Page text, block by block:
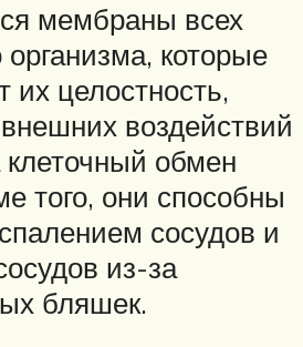
мембраны всех
организма, которые
целостность,
воздействий
клеточный обмен
того, они способны
сосудов и
из-за
бляшек.